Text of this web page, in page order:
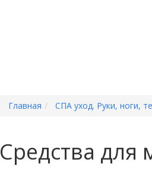
Главная СПА уход. Руки, ноги,
Средства для